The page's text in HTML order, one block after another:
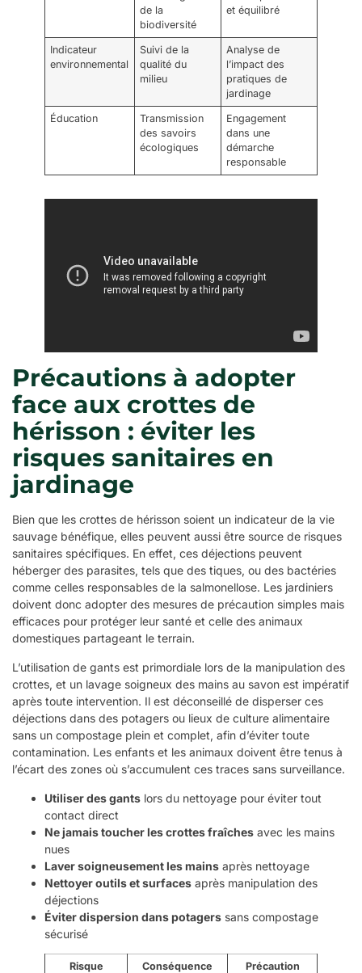
de la
biodiversité
et équilibré
Indicateur
environnemental
Suivi de la
qualité du
milieu
Analyse de
l’impact des
pratiques de
jardinage
Éducation
Transmission
des savoirs
écologiques
Engagement
dans une
démarche
responsable
Précautions à adopter
face aux crottes de
hérisson : éviter les
risques sanitaires en
jardinage
Bien que les crottes de hérisson soient un indicateur de la vie
sauvage bénéfique, elles peuvent aussi être source de risques
sanitaires spécifiques. En effet, ces déjections peuvent
héberger des parasites, tels que des tiques, ou des bactéries
comme celles responsables de la salmonellose. Les jardiniers
doivent donc adopter des mesures de précaution simples mais
efficaces pour protéger leur santé et celle des animaux
domestiques partageant le terrain.
L’utilisation de gants est primordiale lors de la manipulation des
crottes, et un lavage soigneux des mains au savon est impératif
après toute intervention. Il est déconseillé de disperser ces
déjections dans des potagers ou lieux de culture alimentaire
sans un compostage plein et complet, afin d’éviter toute
contamination. Les enfants et les animaux doivent être tenus à
l’écart des zones où s’accumulent ces traces sans surveillance.
Utiliser des gants lors du nettoyage pour éviter tout
contact direct
Ne jamais toucher les crottes fraîches avec les mains
nues
Laver soigneusement les mains après nettoyage
Nettoyer outils et surfaces après manipulation des
déjections
Éviter dispersion dans potagers sans compostage
sécurisé
Risque Conséquence
Précaution